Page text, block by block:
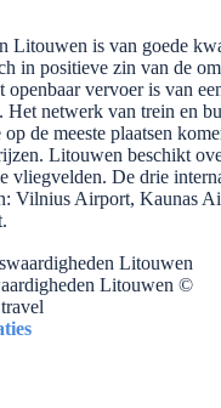
Litouwen is van goede
in positieve zin van de
openbaar vervoer is van
Het netwerk van trein en
de meeste plaatsen
Litouwen beschikt
vliegvelden. De drie
Vilnius Airport, Kaunas
Litouwen ©